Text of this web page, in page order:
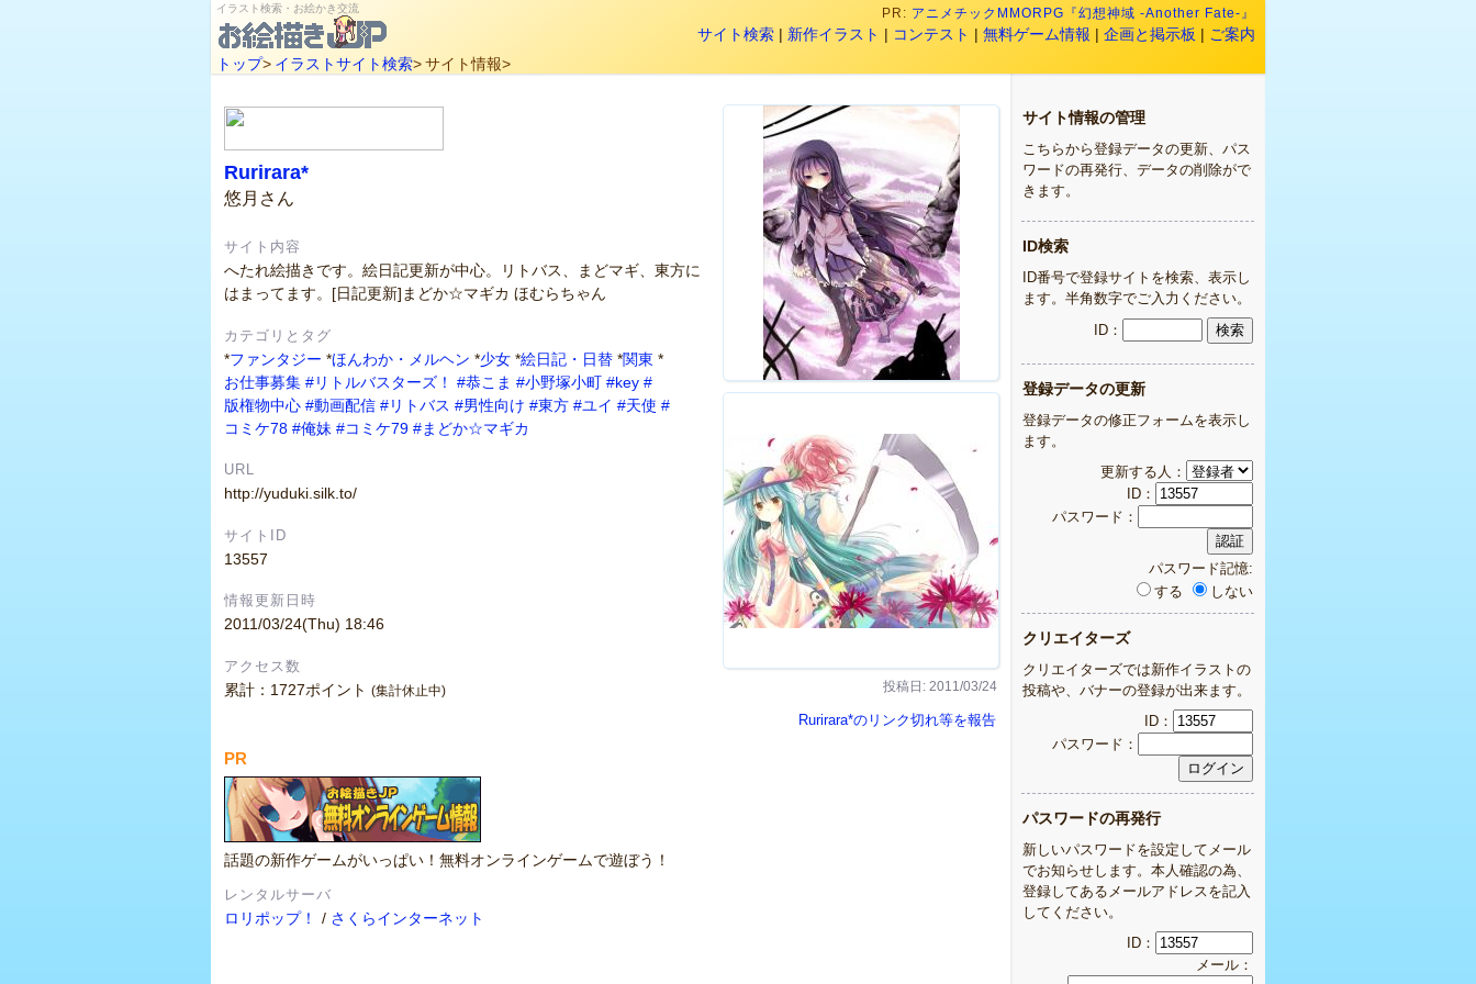
イラスト検索・お絵かき交流 PR: アニメチックMMORPG『幻想神域 -Another Fate-』
サイト検索 | 新作イラスト | コンテスト | 無料ゲーム情報 | 企画と掲示板 | ご案内
トップ> イラストサイト検索>サイト情報>
投稿日: 2011/03/24
Rurirara*
悠月さん
サイト内容
へたれ絵描きです。絵日記更新が中心。リトバス、まどマギ、東方に
はまってます。[日記更新]まどか☆マギカ ほむらちゃん
カテゴリとタグ
*ファンタジー *ほんわか・メルヘン *少女 *絵日記・日替 *関東 *
お仕事募集 #リトルバスターズ！ #恭こま #小野塚小町 #key #
版権物中心 #動画配信 #リトバス #男性向け #東方 #ユイ #天使 #
コミケ78 #俺妹 #コミケ79 #まどか☆マギカ
URL
http://yuduki.silk.to/
サイトID
13557
情報更新日時
2011/03/24(Thu) 18:46
アクセス数
累計：1727ポイント (集計休止中)
Rurirara*のリンク切れ等を報告
PR
話題の新作ゲームがいっぱい！無料オンラインゲームで遊ぼう！
レンタルサーバ
ロリポップ！ / さくらインターネット
サイト情報の管理
こちらから登録データの更新、パス
ワードの再発行、データの削除がで
きます。
ID検索
ID番号で登録サイトを検索、表示し
ます。半角数字でご入力ください。
ID：
登録データの更新
登録データの修正フォームを表示し
ます。
更新する人：
ID：
パスワード：
パスワード記憶:
する
しない
クリエイターズ
クリエイターズでは新作イラストの
投稿や、バナーの登録が出来ます。
ID：
パスワード：
パスワードの再発行
新しいパスワードを設定してメール
でお知らせします。本人確認の為、
登録してあるメールアドレスを記入
してください。
ID：
メール：